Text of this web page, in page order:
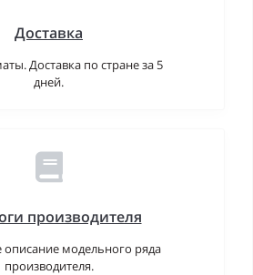
Доставка
Доставка по стране за 5
дней.
производителя
модельного ряда
производителя.